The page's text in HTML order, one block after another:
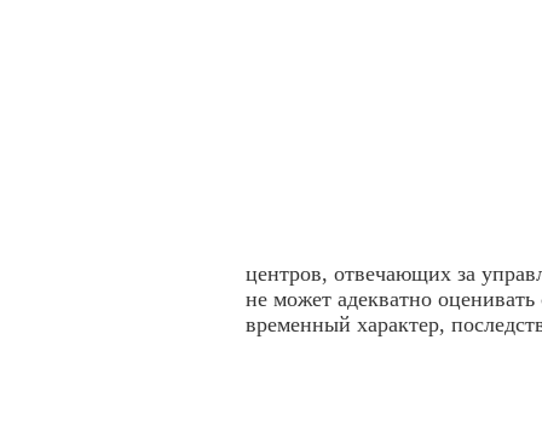
центров, отвечающих за
не может адекватно
временный характер,